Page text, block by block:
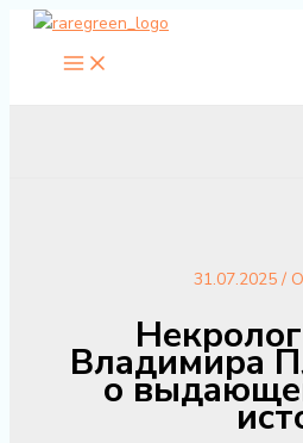
Перейти
содержимому
31.07.2025 /
Владимира
о